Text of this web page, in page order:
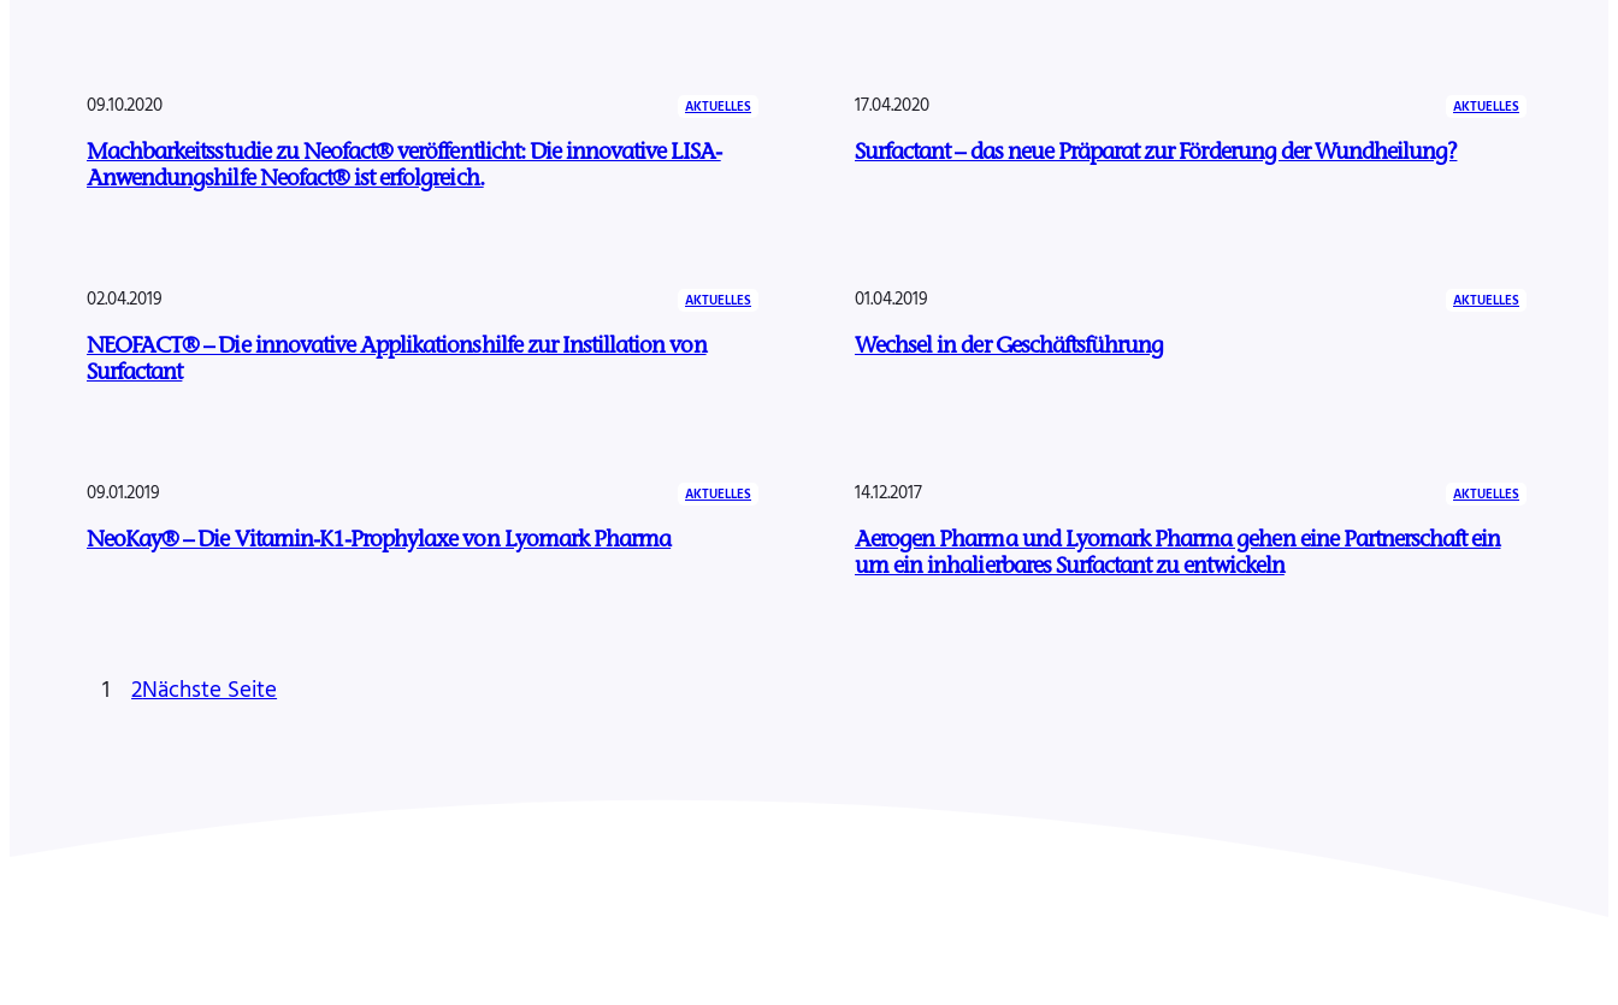
09.10.2020 AKTUELLES
Machbarkeitsstudie zu Neofact® veröffentlicht: Die innovative LISA-
Anwendungshilfe Neofact® ist erfolgreich.
17.04.2020 AKTUELLES
Surfactant – das neue Präparat zur Förderung der Wundheilung?
02.04.2019 AKTUELLES
NEOFACT® – Die innovative Applikationshilfe zur Instillation von
Surfactant
01.04.2019 AKTUELLES
Wechsel in der Geschäftsführung
09.01.2019 AKTUELLES
NeoKay® – Die Vitamin-K1-Prophylaxe von Lyomark Pharma
14.12.2017 AKTUELLES
Aerogen Pharma und Lyomark Pharma gehen eine Partnerschaft ein
um ein inhalierbares Surfactant zu entwickeln
1 2Nächste Seite